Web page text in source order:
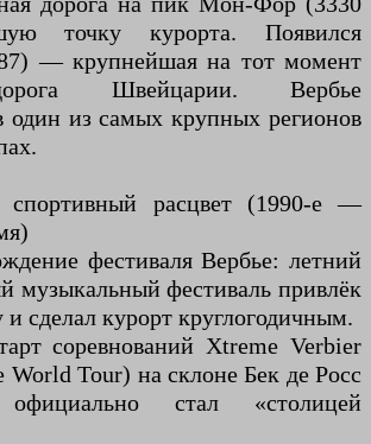
точку курорта. Появился
— крупнейшая на тот момент
Швейцарии. Вербье
один из самых крупных регионов
спортивный расцвет (1990-е —
фестиваля Вербье: летний
музыкальный фестиваль привлёк
сделал курорт круглогодичным.
соревнований Xtreme Verbier
World Tour) на склоне Бек де Росс
стал «столицей